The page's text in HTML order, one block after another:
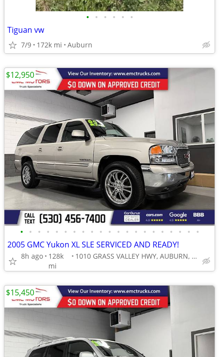
• • • • • •
Tiguan vw
7/9 172k mi Auburn
• • • • • • • • • • • • • • • • • • • • •
2005 GMC Yukon XL SLE SERVICED AND READY!
8h ago
128k
mi
1010 GRASS VALLEY HWY, AUBURN, CA 95603
$12,950
$15,450